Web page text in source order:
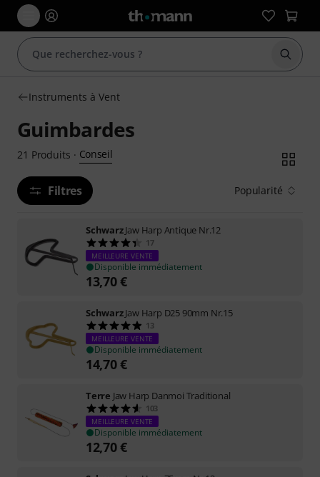
Instruments à Vent
Guimbardes
21 Produits · Conseil
Filtres Popularité
SchwarzJaw Harp Antique Nr.12
17
MEILLEURE VENTE
Disponible immédiatement
13,70€
SchwarzJaw Harp D25 90mm Nr.15
13
MEILLEURE VENTE
Disponible immédiatement
14,70€
Terre Jaw Harp Danmoi Traditional
103
MEILLEURE VENTE
Disponible immédiatement
12,70€